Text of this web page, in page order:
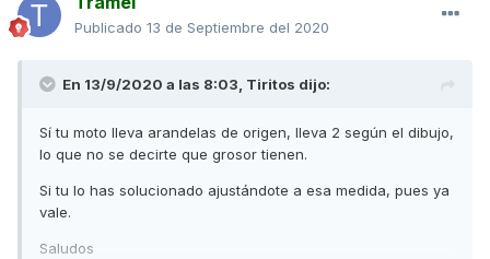
Publicado 13 de Septiembre del 2020
En 13/9/2020 a las 8:03, Tiritos dijo:
Sí tu moto lleva arandelas de origen, lleva 2 según el dibujo,
lo que no se decirte que grosor tienen.
Si tu lo has solucionado ajustándote a esa medida, pues ya
vale.
Saludos